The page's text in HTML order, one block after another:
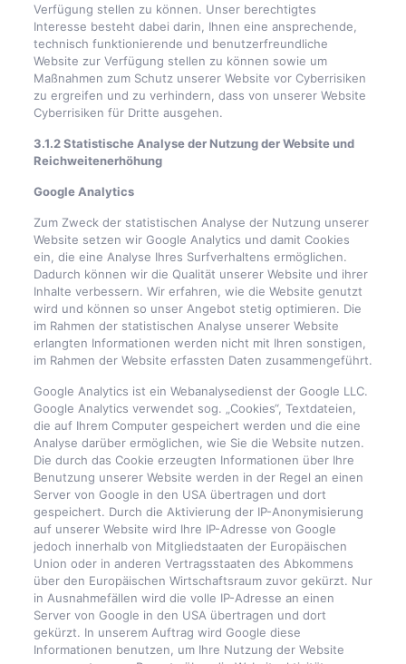
Verfügung stellen zu können. Unser berechtigtes
Interesse besteht dabei darin, Ihnen eine ansprechende,
technisch funktionierende und benutzerfreundliche
Website zur Verfügung stellen zu können sowie um
Maßnahmen zum Schutz unserer Website vor Cyberrisiken
zu ergreifen und zu verhindern, dass von unserer Website
Cyberrisiken für Dritte ausgehen.
3.1.2 Statistische Analyse der Nutzung der Website und
Reichweitenerhöhung
Google Analytics
Zum Zweck der statistischen Analyse der Nutzung unserer
Website setzen wir Google Analytics und damit Cookies
ein, die eine Analyse Ihres Surfverhaltens ermöglichen.
Dadurch können wir die Qualität unserer Website und ihrer
Inhalte verbessern. Wir erfahren, wie die Website genutzt
wird und können so unser Angebot stetig optimieren. Die
im Rahmen der statistischen Analyse unserer Website
erlangten Informationen werden nicht mit Ihren sonstigen,
im Rahmen der Website erfassten Daten zusammengeführt.
Google Analytics ist ein Webanalysedienst der Google LLC.
Google Analytics verwendet sog. „Cookies“, Textdateien,
die auf Ihrem Computer gespeichert werden und die eine
Analyse darüber ermöglichen, wie Sie die Website nutzen.
Die durch das Cookie erzeugten Informationen über Ihre
Benutzung unserer Website werden in der Regel an einen
Server von Google in den USA übertragen und dort
gespeichert. Durch die Aktivierung der IP-Anonymisierung
auf unserer Website wird Ihre IP-Adresse von Google
jedoch innerhalb von Mitgliedstaaten der Europäischen
Union oder in anderen Vertragsstaaten des Abkommens
über den Europäischen Wirtschaftsraum zuvor gekürzt. Nur
in Ausnahmefällen wird die volle IP-Adresse an einen
Server von Google in den USA übertragen und dort
gekürzt. In unserem Auftrag wird Google diese
Informationen benutzen, um Ihre Nutzung der Website